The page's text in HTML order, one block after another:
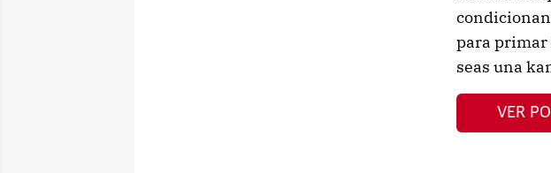
para primar
seas una
VER